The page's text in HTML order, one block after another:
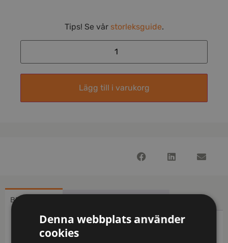
Tips! Se vår storleksguide.
Lägg till i varukorg
BESKRIVNING
Beskrivning
Denna webbplats använder
cookies